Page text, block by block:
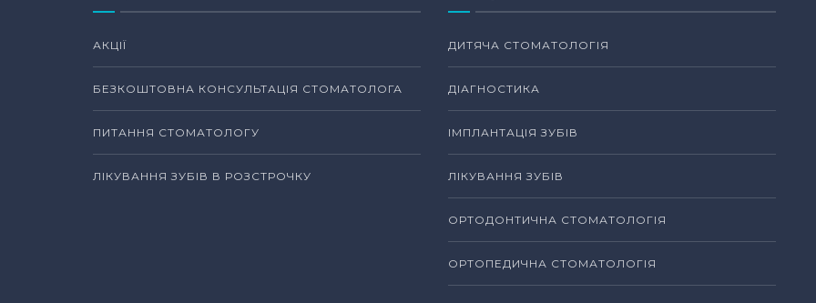
АКЦІЇ
БЕЗКОШТОВНА КОНСУЛЬТАЦІЯ СТОМАТОЛОГА
ПИТАННЯ СТОМАТОЛОГУ
ЛІКУВАННЯ ЗУБІВ В РОЗСТРОЧКУ
ДИТЯЧА СТОМАТОЛОГІЯ
ДІАГНОСТИКА
ІМПЛАНТАЦІЯ ЗУБІВ
ЛІКУВАННЯ ЗУБІВ
ОРТОДОНТИЧНА СТОМАТОЛОГІЯ
ОРТОПЕДИЧНА СТОМАТОЛОГІЯ